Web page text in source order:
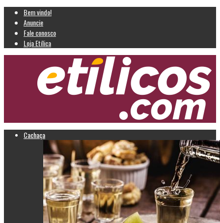
Bem vindo!
Anuncie
Fale conosco
Loja Etílica
Cachaça